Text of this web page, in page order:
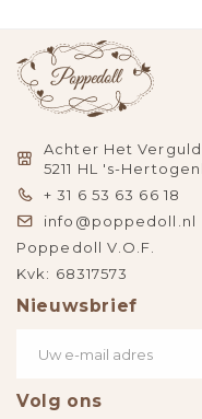
Achter Het Verguld
5211 HL 's-
+ 31 6 53 63 66 18
info@poppedoll.nl
Poppedoll V.O.F.
Kvk: 68317573
Nieuwsbrief
Volg ons